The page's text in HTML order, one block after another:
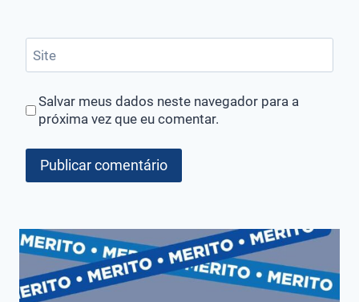
Site
Salvar meus dados neste navegador para a
próxima vez que eu comentar.